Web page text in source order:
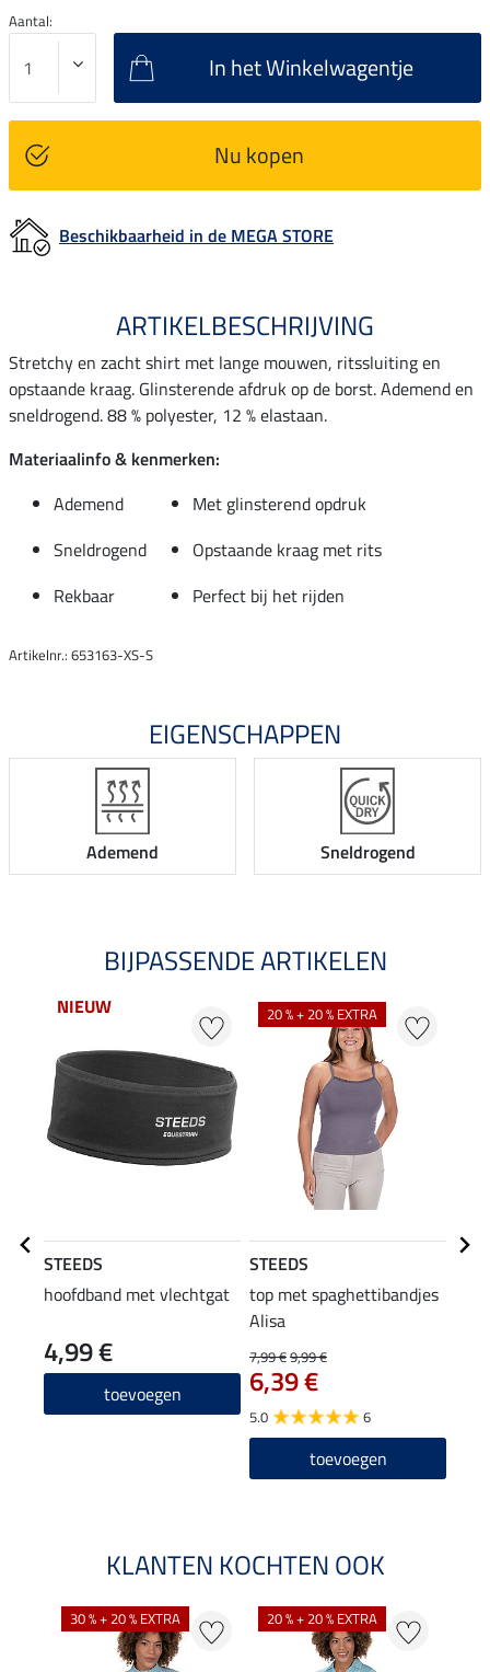
Aantal:
In het Winkelwagentje
Nu kopen
Beschikbaarheid in de MEGA STORE
ARTIKELBESCHRIJVING
Stretchy en zacht shirt met lange mouwen, ritssluiting en
opstaande kraag. Glinsterende afdruk op de borst. Ademend en
sneldrogend. 88 % polyester, 12 % elastaan.
Materiaalinfo & kenmerken:
Ademend
Met glinsterend opdruk
Sneldrogend
Opstaande kraag met rits
Rekbaar
Perfect bij het rijden
Artikelnr.: 653163-XS-S
EIGENSCHAPPEN
Ademend Sneldrogend
BIJPASSENDE ARTIKELEN
NIEUW
STEEDS
hoofdband met vlechtgat
4,99 €
toevoegen
20 % + 20 % EXTRA
STEEDS
top met spaghettibandjes
Alisa
7,99 €9,99 €
6,39 €
5.0 6
toevoegen
KLANTEN KOCHTEN OOK
30 % + 20 % EXTRA 20 % + 20 % EXTRA